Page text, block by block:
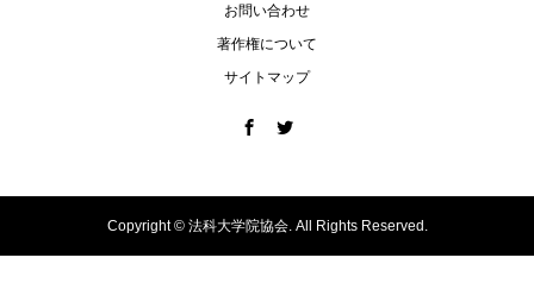
お問い合わせ
著作権について
サイトマップ
Copyright ©法科大学院協会. All Rights Reserved.